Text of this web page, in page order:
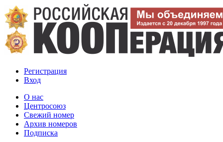
Регистрация
Вход
О нас
Центросоюз
Свежий номер
Архив номеров
Подписка